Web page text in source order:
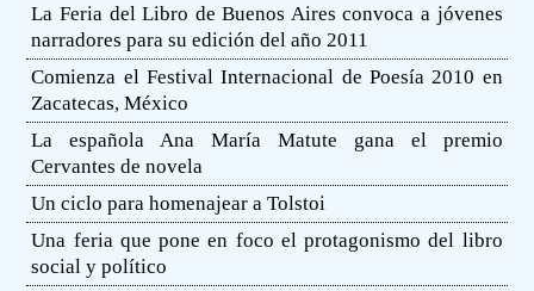
La Feria del Libro de Buenos Aires convoca a jóvenes
narradores para su edición del año 2011
Comienza el Festival Internacional de Poesía 2010 en
Zacatecas, México
La española Ana María Matute gana el premio
Cervantes de novela
Un ciclo para homenajear a Tolstoi
Una feria que pone en foco el protagonismo del libro
social y político